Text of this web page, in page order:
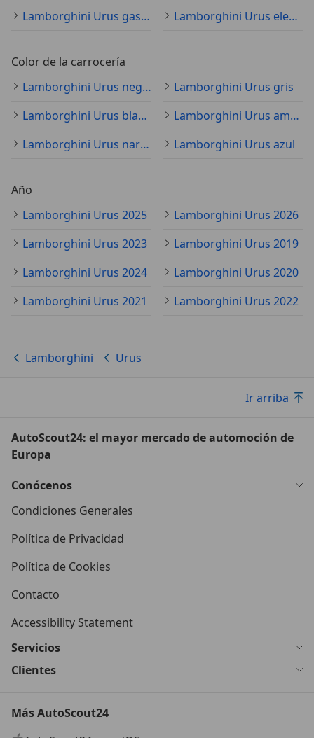
Lamborghini Urus gasolina
Lamborghini Urus electro/gasolina
Color de la carrocería
Lamborghini Urus negro
Lamborghini Urus gris
Lamborghini Urus blanco
Lamborghini Urus amarillo
Lamborghini Urus naranja
Lamborghini Urus azul
Año
Lamborghini Urus 2025
Lamborghini Urus 2026
Lamborghini Urus 2023
Lamborghini Urus 2019
Lamborghini Urus 2024
Lamborghini Urus 2020
Lamborghini Urus 2021
Lamborghini Urus 2022
Lamborghini Urus
Ir arriba
AutoScout24: el mayor mercado de automoción de
Europa
Conócenos
Condiciones Generales
Política de Privacidad
Política de Cookies
Contacto
Accessibility Statement
Servicios
Clientes
Más AutoScout24